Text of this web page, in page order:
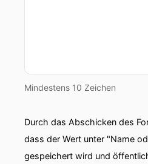
Mindestens 10 Zeichen
Durch das Abschicken des
dass der Wert unter "Name
gespeichert wird und